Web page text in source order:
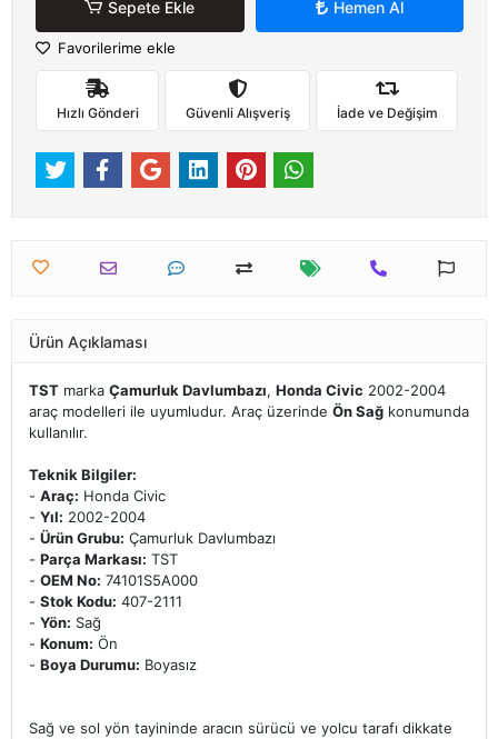
Sepete Ekle Hemen Al
Favorilerime ekle
Hızlı Gönderi Güvenli Alışveriş İade ve Değişim
Ürün Açıklaması
TST marka Çamurluk Davlumbazı, Honda Civic 2002-2004
araç modelleri ile uyumludur. Araç üzerinde Ön Sağ konumunda
kullanılır.
Teknik Bilgiler:
- Araç: Honda Civic
- Yıl: 2002-2004
- Ürün Grubu: Çamurluk Davlumbazı
- Parça Markası: TST
- OEM No: 74101S5A000
- Stok Kodu: 407-2111
- Yön: Sağ
- Konum: Ön
- Boya Durumu: Boyasız
Sağ ve sol yön tayininde aracın sürücü ve yolcu tarafı dikkate